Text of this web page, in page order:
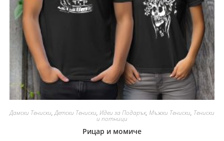
Дамски Тениски, Детски Тениски, Идеи за Подарък, Мъжки Тениски, Тениски
и потници
Рицар и момиче